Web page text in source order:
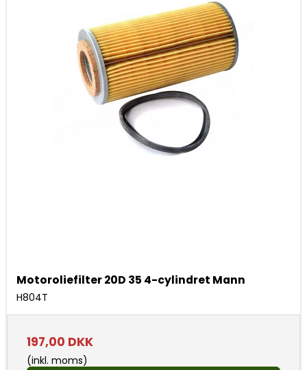
Motoroliefilter 20D 35 4-cylindret Mann
H804T
197,00 DKK
(inkl. moms)